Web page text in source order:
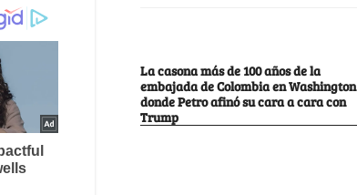
La casona más de 100 años de la
embajada de Colombia en Washington
donde Petro afinó su cara a cara con
Trump